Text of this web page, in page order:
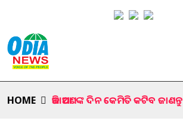
HOME ଆଜି ଆପଣଙ୍କ ଦିନ କେମିତି କଟିବ ଜାଣନ୍ତୁ